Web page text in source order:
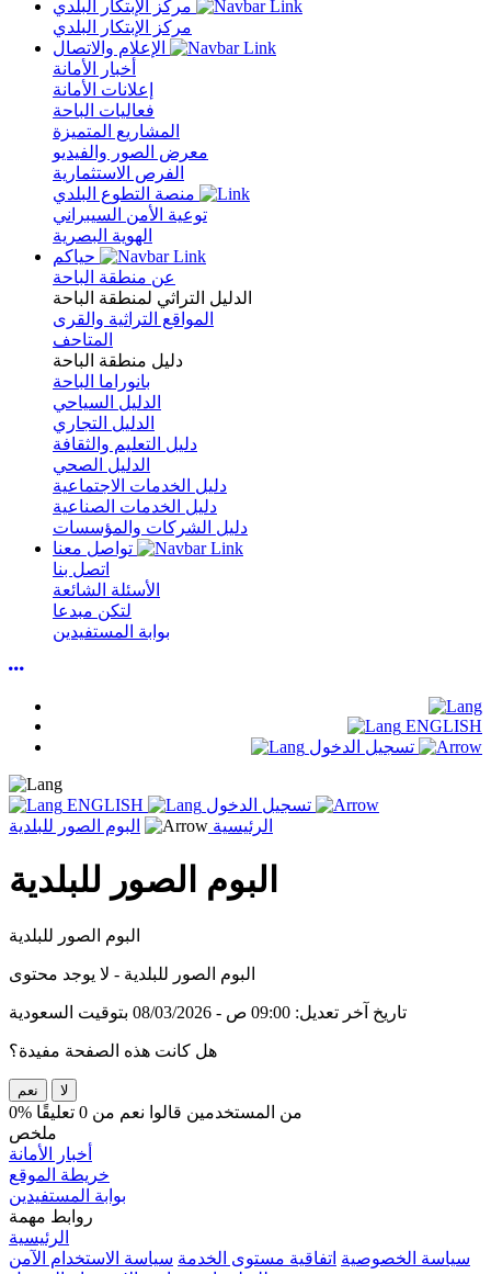
مركز الإبتكار البلدي
أخبار الأمانة
إعلانات الأمانة
فعاليات الباحة
المشاريع المتميزة
معرض الصور والفيديو
الفرص الاستثمارية
منصة التطوع البلدي
توعية الأمن السيبراني
الهوية البصرية
عن منطقة الباحة
الدليل التراثي لمنطقة الباحة
المواقع التراثية والقرى
المتاحف
دليل منطقة الباحة
بانوراما الباحة
الدليل السياحي
الدليل التجاري
دليل التعليم والثقافة
الدليل الصحي
دليل الخدمات الاجتماعية
دليل الخدمات الصناعية
دليل الشركات والمؤسسات
اتصل بنا
الأسئلة الشائعة
لتكن مبدعا
بوابة المستفيدين
ENGLISH
تسجيل الدخول
ENGLISH
تسجيل الدخول
الرئيسية
البوم الصور للبلدية
البوم الصور للبلدية
البوم الصور للبلدية
البوم الصور للبلدية - لا يوجد محتوى
تاريخ آخر تعديل: 09:00 ص - 08/03/2026 بتوقيت السعودية
هل كانت هذه الصفحة مفيدة؟
نعم لا
0% من المستخدمين قالوا نعم من 0 تعليقًا
ملخص
أخبار الأمانة
خريطة الموقع
بوابة المستفيدين
روابط مهمة
الرئيسية
سياسة الخصوصية اتفاقية مستوى الخدمة سياسة الاستخدام الآمن